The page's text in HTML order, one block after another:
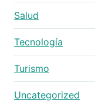
Salud
Tecnología
Turismo
Uncategorized